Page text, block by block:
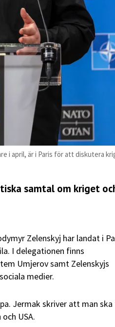
i april, är i Paris för att diskutera
samtal om kriget
Zelenskyj har landat i
I delegationen finns
Umjerov samt Zelenskyjs
medier.
Jermak skriver att man
USA.